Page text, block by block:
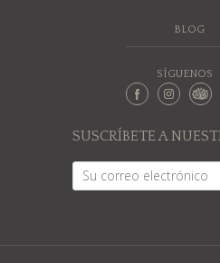
BLOG
SÍGUENOS
SUSCRÍBETE A